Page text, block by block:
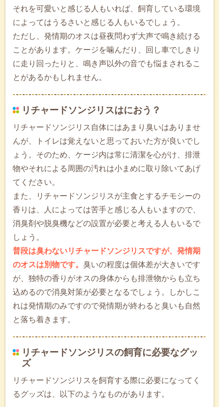
それを可愛いと感じる人もいれば、飼育している環境
によってはうるさいと感じる人もいるでしょう。
ただし、発情期のオスは昼夜問わず大声で鳴き続ける
ことがあります。ケージを噛んだり、回し車でしきり
に走り回ったりと、鳴き声以外の音でも悩まされるこ
とがあるかもしれません。
リチャードソンジリスはにおう？
リチャードソンジリス自体にはあまり臭いはありませ
んが、トイレは覚えないと思っておいた方が良いでし
ょう。そのため、ケージ内は常に清潔を心がけ、排泄
物やそれによる周囲の汚れは小まめに取り除いてあげ
てください。
また、リチャードソンジリスが主食とするチモシーの
香りは、人によっては苦手と感じる人もいますので、
消臭剤や脱臭機などの設置が必要と考える人もいるで
しょう。
普段は臭わないリチャードソンジリスですが、発情期
のオスは別物です。 臭いの程度は個体差が大きいです
が、独特の香りがオスの身体からも排泄物からも立ち
込めるので消臭対策が必要となるでしょう。しかしこ
れは発情期のみですので発情期が終わると臭いも自然
と落ち着きます。
リチャードソンジリスの飼育に必要なグッ
ズ
リチャードソンジリスを飼育する際に必要になってく
るグッズは、以下のようなものがあります。